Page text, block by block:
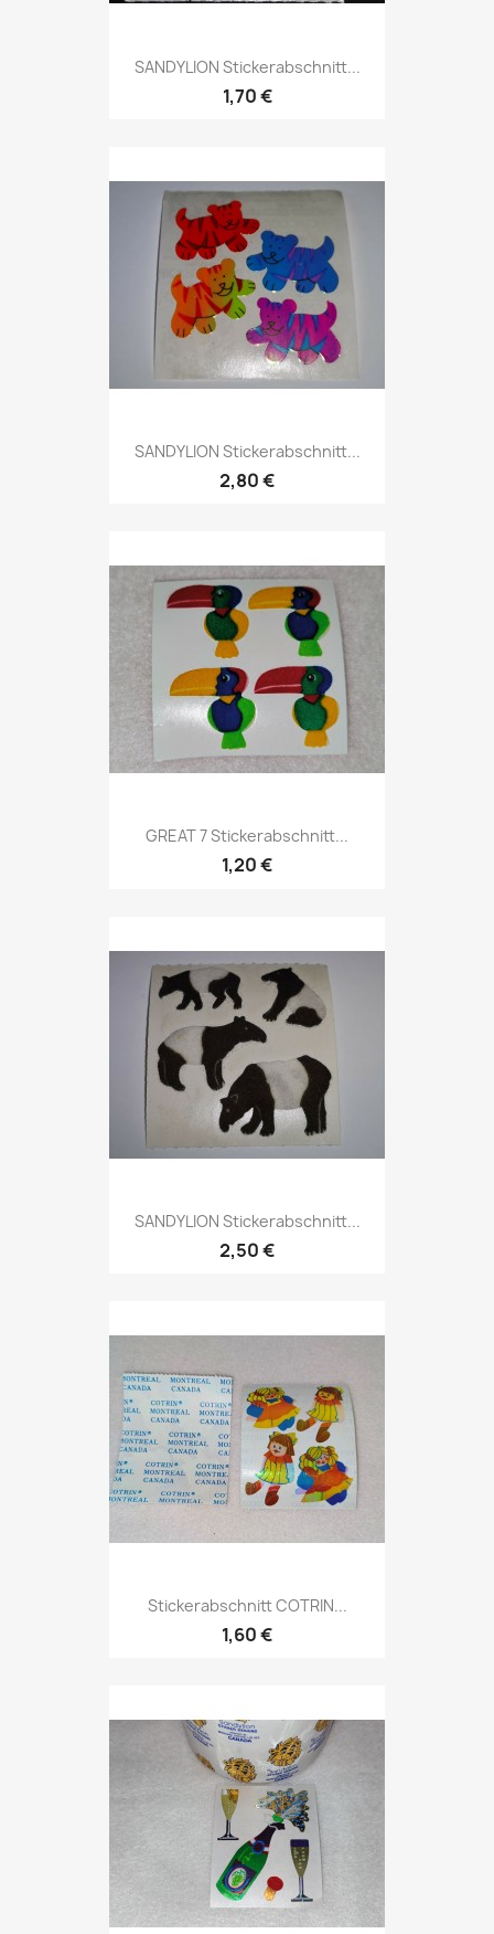
SANDYLION Stickerabschnitt...
1,70 €
SANDYLION Stickerabschnitt...
2,80 €
GREAT 7 Stickerabschnitt...
1,20 €
SANDYLION Stickerabschnitt...
2,50 €
Stickerabschnitt COTRIN...
1,60 €